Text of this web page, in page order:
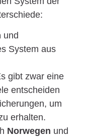
und
System aus
gibt zwar eine
entscheiden
um
erhalten.
Norwegen und